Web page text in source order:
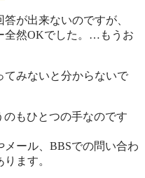
が出来ないのですが、
全然OKでした。…もうお
てみないと分からないで
もひとつの手なのです
メール BBSでの問い合わ
ます。